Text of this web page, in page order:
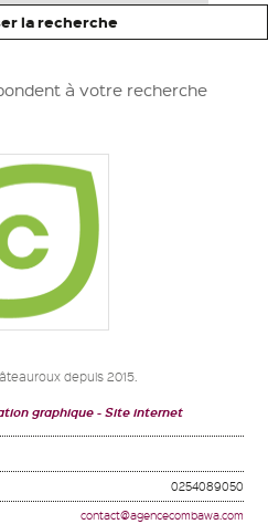
la recherche
à votre recherche
depuis 2015.
graphique Site internet
0254089050
contact@agencecombawa.com